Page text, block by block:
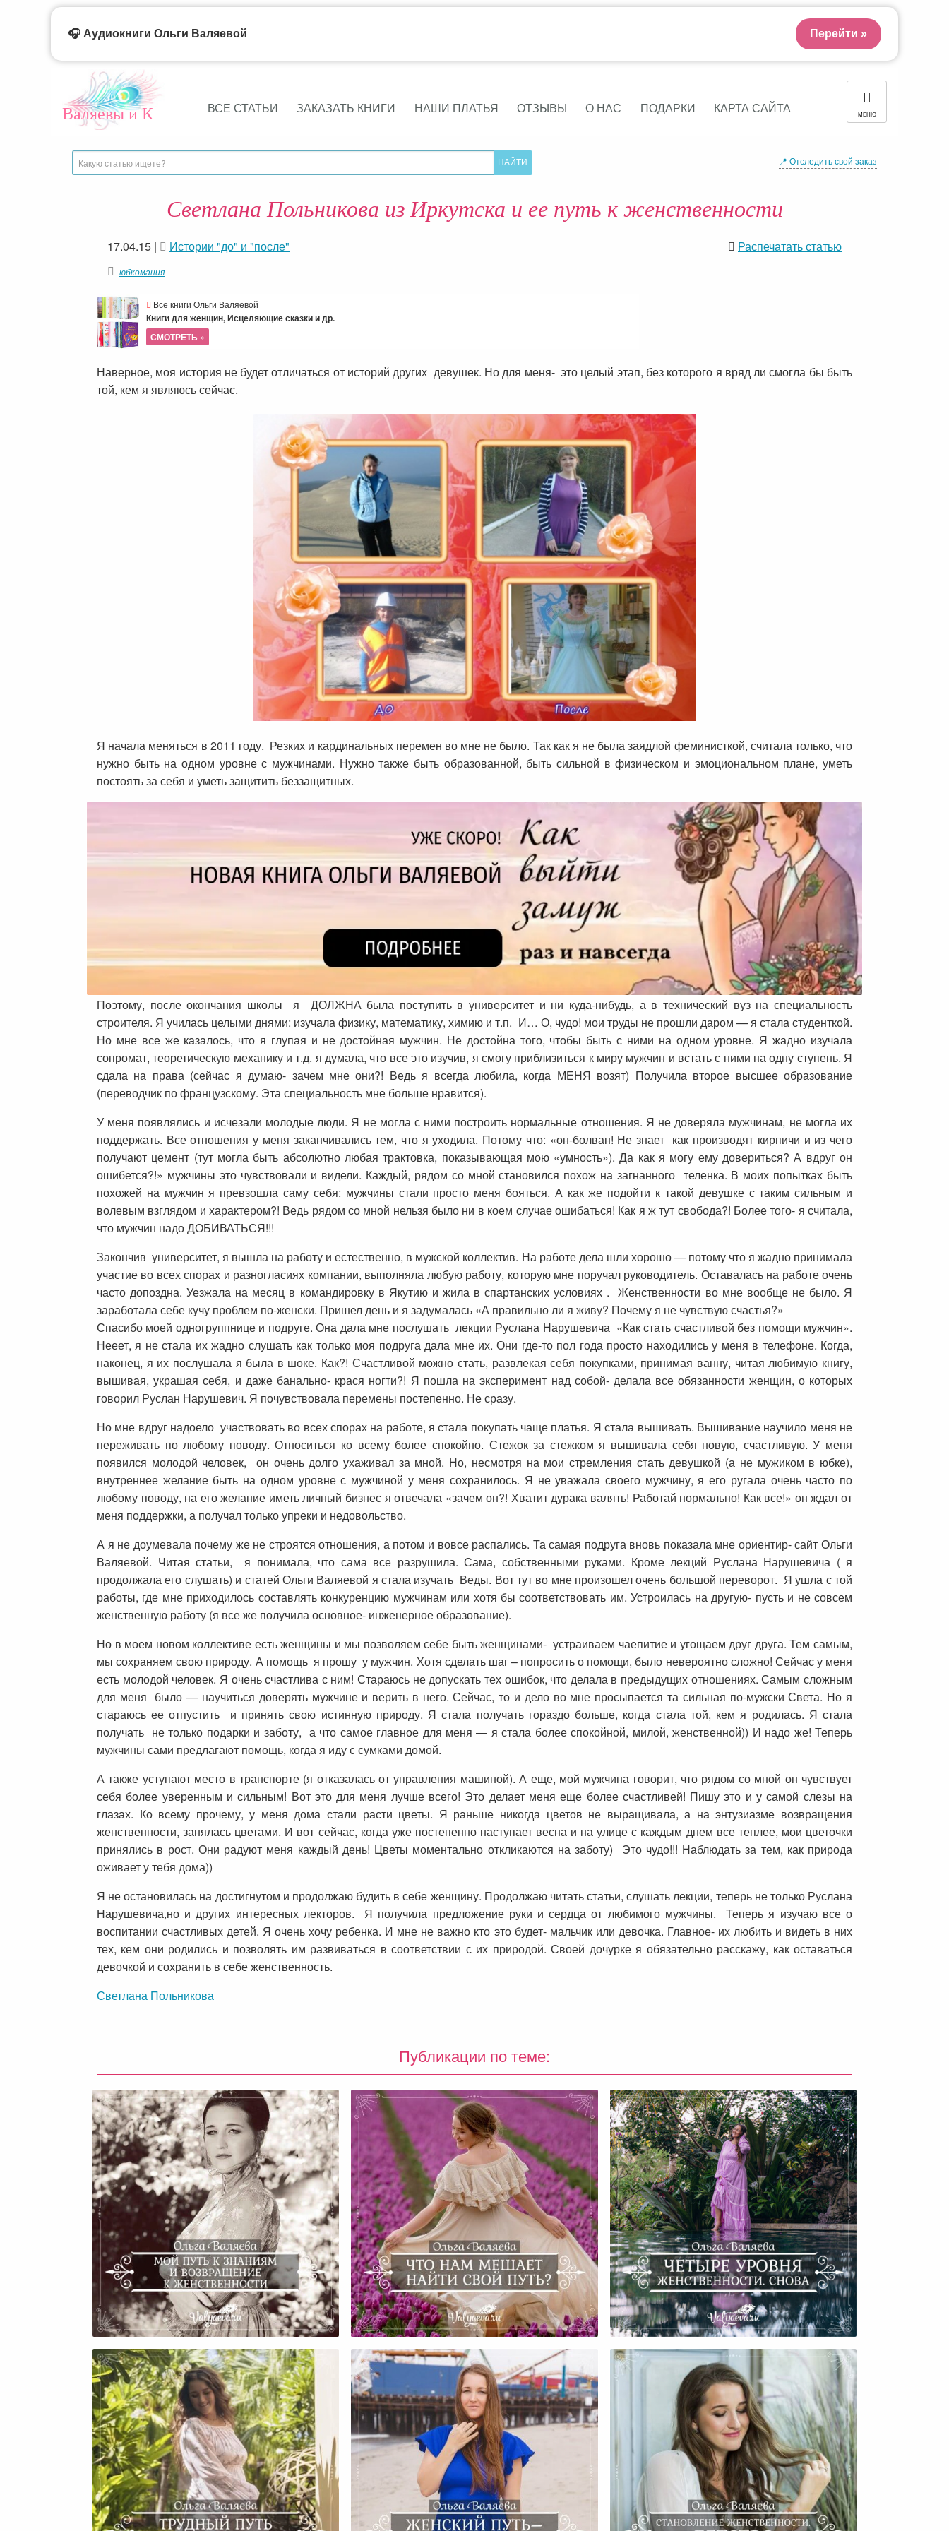
Валяевы и К ВСЕ СТАТЬИ ЗАКАЗАТЬ КНИГИ НАШИ ПЛАТЬЯ ОТЗЫВЫ О НАС ПОДАРКИ КАРТА САЙТА МЕНЮ
📍 Отследить свой заказ
Светлана Польникова из Иркутска и ее путь к женственности
17.04.15 | Истории "до" и "после"
юбкомания
Распечатать статью
Все книги Ольги Валяевой
Книги для женщин, Исцеляющие сказки и др.
СМОТРЕТЬ »
Наверное, моя история не будет отличаться от историй других девушек. Но для меня- это целый этап, без которого я вряд ли смогла бы быть
той, кем я являюсь сейчас.
Я начала меняться в 2011 году. Резких и кардинальных перемен во мне не было. Так как я не была заядлой феминисткой, считала только, что
нужно быть на одном уровне с мужчинами. Нужно также быть образованной, быть сильной в физическом и эмоциональном плане, уметь
постоять за себя и уметь защитить беззащитных.
Поэтому, после окончания школы я ДОЛЖНА была поступить в университет и ни куда-нибудь, а в технический вуз на специальность
строителя. Я училась целыми днями: изучала физику, математику, химию и т.п. И… О, чудо! мои труды не прошли даром — я стала студенткой.
Но мне все же казалось, что я глупая и не достойная мужчин. Не достойна того, чтобы быть с ними на одном уровне. Я жадно изучала
сопромат, теоретическую механику и т.д. я думала, что все это изучив, я смогу приблизиться к миру мужчин и встать с ними на одну ступень. Я
сдала на права (сейчас я думаю- зачем мне они?! Ведь я всегда любила, когда МЕНЯ возят) Получила второе высшее образование
(переводчик по французскому. Эта специальность мне больше нравится).
У меня появлялись и исчезали молодые люди. Я не могла с ними построить нормальные отношения. Я не доверяла мужчинам, не могла их
поддержать. Все отношения у меня заканчивались тем, что я уходила. Потому что: «он-болван! Не знает как производят кирпичи и из чего
получают цемент (тут могла быть абсолютно любая трактовка, показывающая мою «умность»). Да как я могу ему довериться? А вдруг он
ошибется?!» мужчины это чувствовали и видели. Каждый, рядом со мной становился похож на загнанного теленка. В моих попытках быть
похожей на мужчин я превзошла саму себя: мужчины стали просто меня бояться. А как же подойти к такой девушке с таким сильным и
волевым взглядом и характером?! Ведь рядом со мной нельзя было ни в коем случае ошибаться! Как я ж тут свобода?! Более того- я считала,
что мужчин надо ДОБИВАТЬСЯ!!!
Закончив университет, я вышла на работу и естественно, в мужской коллектив. На работе дела шли хорошо — потому что я жадно принимала
участие во всех спорах и разногласиях компании, выполняла любую работу, которую мне поручал руководитель. Оставалась на работе очень
часто допоздна. Уезжала на месяц в командировку в Якутию и жила в спартанских условиях . Женственности во мне вообще не было. Я
заработала себе кучу проблем по-женски. Пришел день и я задумалась «А правильно ли я живу? Почему я не чувствую счастья?»
Спасибо моей одногруппнице и подруге. Она дала мне послушать лекции Руслана Нарушевича «Как стать счастливой без помощи мужчин».
Нееет, я не стала их жадно слушать как только моя подруга дала мне их. Они где-то пол года просто находились у меня в телефоне. Когда,
наконец, я их послушала я была в шоке. Как?! Счастливой можно стать, развлекая себя покупками, принимая ванну, читая любимую книгу,
вышивая, украшая себя, и даже банально- крася ногти?! Я пошла на эксперимент над собой- делала все обязанности женщин, о которых
говорил Руслан Нарушевич. Я почувствовала перемены постепенно. Не сразу.
Но мне вдруг надоело участвовать во всех спорах на работе, я стала покупать чаще платья. Я стала вышивать. Вышивание научило меня не
переживать по любому поводу. Относиться ко всему более спокойно. Стежок за стежком я вышивала себя новую, счастливую. У меня
появился молодой человек, он очень долго ухаживал за мной. Но, несмотря на мои стремления стать девушкой (а не мужиком в юбке),
внутреннее желание быть на одном уровне с мужчиной у меня сохранилось. Я не уважала своего мужчину, я его ругала очень часто по
любому поводу, на его желание иметь личный бизнес я отвечала «зачем он?! Хватит дурака валять! Работай нормально! Как все!» он ждал от
меня поддержки, а получал только упреки и недовольство.
А я не доумевала почему же не строятся отношения, а потом и вовсе распались. Та самая подруга вновь показала мне ориентир- сайт Ольги
Валяевой. Читая статьи, я понимала, что сама все разрушила. Сама, собственными руками. Кроме лекций Руслана Нарушевича ( я
продолжала его слушать) и статей Ольги Валяевой я стала изучать Веды. Вот тут во мне произошел очень большой переворот. Я ушла с той
работы, где мне приходилось составлять конкуренцию мужчинам или хотя бы соответствовать им. Устроилась на другую- пусть и не совсем
женственную работу (я все же получила основное- инженерное образование).
Но в моем новом коллективе есть женщины и мы позволяем себе быть женщинами- устраиваем чаепитие и угощаем друг друга. Тем самым,
мы сохраняем свою природу. А помощь я прошу у мужчин. Хотя сделать шаг – попросить о помощи, было невероятно сложно! Сейчас у меня
есть молодой человек. Я очень счастлива с ним! Стараюсь не допускать тех ошибок, что делала в предыдущих отношениях. Самым сложным
для меня было — научиться доверять мужчине и верить в него. Сейчас, то и дело во мне просыпается та сильная по-мужски Света. Но я
стараюсь ее отпустить и принять свою истинную природу. Я стала получать гораздо больше, когда стала той, кем я родилась. Я стала
получать не только подарки и заботу, а что самое главное для меня — я стала более спокойной, милой, женственной)) И надо же! Теперь
мужчины сами предлагают помощь, когда я иду с сумками домой.
А также уступают место в транспорте (я отказалась от управления машиной). А еще, мой мужчина говорит, что рядом со мной он чувствует
себя более уверенным и сильным! Вот это для меня лучше всего! Это делает меня еще более счастливей! Пишу это и у самой слезы на
глазах. Ко всему прочему, у меня дома стали расти цветы. Я раньше никогда цветов не выращивала, а на энтузиазме возвращения
женственности, занялась цветами. И вот сейчас, когда уже постепенно наступает весна и на улице с каждым днем все теплее, мои цветочки
принялись в рост. Они радуют меня каждый день! Цветы моментально откликаются на заботу) Это чудо!!! Наблюдать за тем, как природа
оживает у тебя дома))
Я не остановилась на достигнутом и продолжаю будить в себе женщину. Продолжаю читать статьи, слушать лекции, теперь не только Руслана
Нарушевича,но и других интересных лекторов. Я получила предложение руки и сердца от любимого мужчины. Теперь я изучаю все о
воспитании счастливых детей. Я очень хочу ребенка. И мне не важно кто это будет- мальчик или девочка. Главное- их любить и видеть в них
тех, кем они родились и позволять им развиваться в соответствии с их природой. Своей дочурке я обязательно расскажу, как оставаться
девочкой и сохранить в себе женственность.
Светлана Польникова
Публикации по теме:
Мой Путь К Знаниям И
Возвращение К Женственности
Что Нам Мешает Найти Свой
Путь?
Четыре Уровня Женственности.
Снова.
🎧 Аудиокниги Ольги Валяевой Перейти »